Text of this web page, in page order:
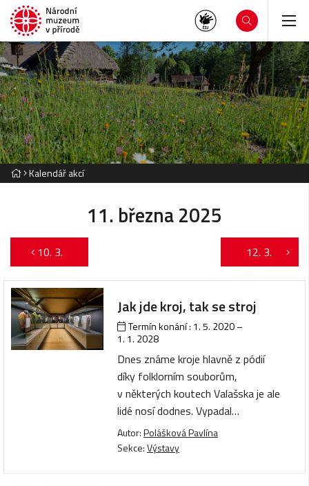
Kalendář akcí
11. března 2025
10. 3. 12. 3.
Jak jde kroj, tak se stroj
Termín konání : 1. 5. 2020–
1. 1. 2028
Dnes známe kroje hlavně z pódií
díky folklorním souborům,
v některých koutech Valašska je ale
lidé nosí dodnes. Vypadal…
Autor:Polášková Pavlína
Sekce:Výstavy